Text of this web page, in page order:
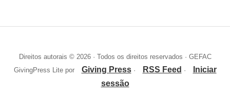
Direitos autorais © 2026 · Todos os direitos reservados · GEFAC
GivingPress Lite por
Giving Press· RSS Feed ·
Iniciar
sessão